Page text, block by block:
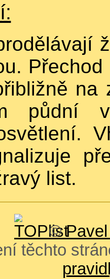
na
půdní
list.
©
těchto